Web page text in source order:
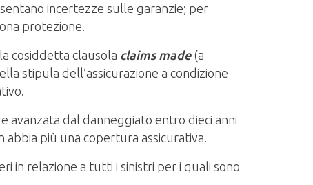
incertezze sulle garanzie; per
protezione.
cosiddetta clausola claims made(a
stipula dell’assicurazione a condizione
avanzata dal danneggiato entro dieci anni
abbia più una copertura assicurativa.
in relazione a tutti i sinistri per i quali sono